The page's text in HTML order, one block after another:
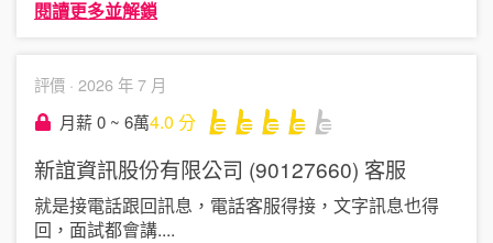
閱讀更多並解鎖
評價 · 2026 年 7 月
月薪 0 ~ 6萬4.0 分
新誼資訊股份有限公司 (90127660) 客服
就是接電話跟回訊息，電話客服得接，文字訊息也得
回，面試都會講....